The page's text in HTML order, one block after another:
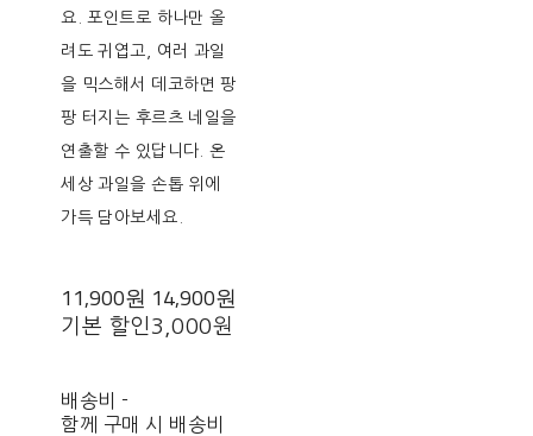
요. 포인트로 하나만 올
려도 귀엽고, 여러 과일
을 믹스해서 데코하면 팡
팡 터지는 후르츠 네일을
연출할 수 있답니다. 온
세상 과일을 손톱 위에
가득 담아보세요.
11,900원 14,900원
기본 할인 3,000원
배송비 -
함께 구매 시 배송비